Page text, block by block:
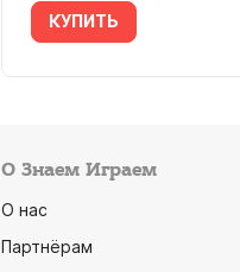
КУПИТЬ
О Знаем Играем
О нас
Партнёрам